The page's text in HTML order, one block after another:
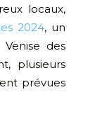
locaux,
2024, un
des
plusieurs
prévues